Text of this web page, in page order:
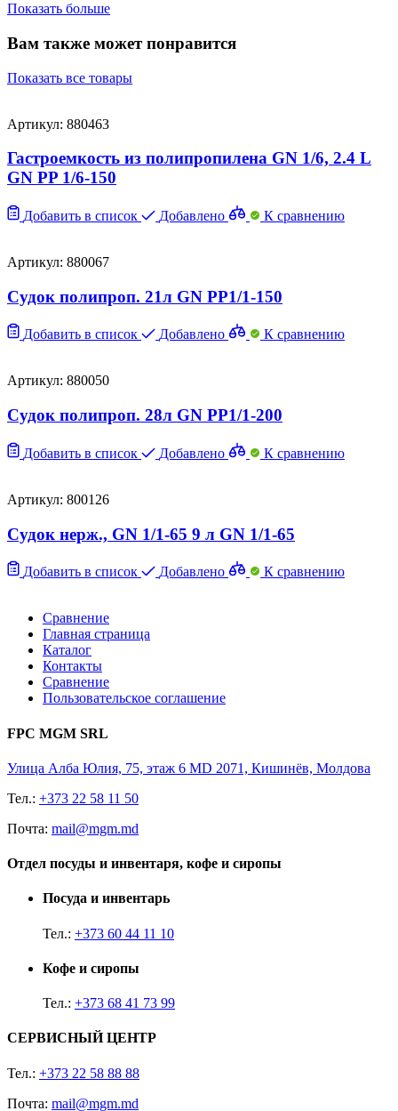
Показать больше
Вам также может понравится
Показать все товары
Артикул: 880463
Гастроемкость из полипропилена GN 1/6, 2.4 L
GN PP 1/6-150
Добавить в список Добавлено К сравнению
Артикул: 880067
Судок полипроп. 21л GN PP1/1-150
Добавить в список Добавлено К сравнению
Артикул: 880050
Судок полипроп. 28л GN PP1/1-200
Добавить в список Добавлено К сравнению
Артикул: 800126
Судок нерж., GN 1/1-65 9 л GN 1/1-65
Добавить в список Добавлено К сравнению
Сравнение
Главная страница
Каталог
Контакты
Сравнение
Пользовательское соглашение
FPC MGM SRL
Улица Алба Юлия, 75, этаж 6 MD 2071, Кишинёв, Молдова
Тел.: +373 22 58 11 50
Почта: mail@mgm.md
Отдел посуды и инвентаря, кофе и сиропы
Посуда и инвентарь
Тел.: +373 60 44 11 10
Кофе и сиропы
Тел.: +373 68 41 73 99
СЕРВИСНЫЙ ЦЕНТР
Тел.: +373 22 58 88 88
Почта: mail@mgm.md